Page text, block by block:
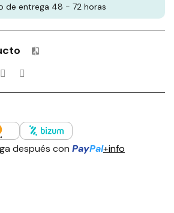
de entrega 48 - 72 horas
Productos incluidos en tu lista
después con PayPal+info